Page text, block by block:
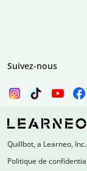
Suivez-nous
Quillbot, a Learneo,
Politique de